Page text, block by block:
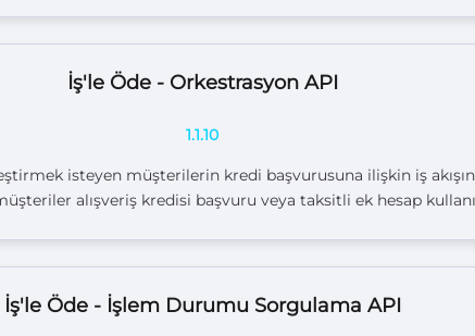
İş'le Öde - Orkestrasyon API
1.1.10
isteyen müşterilerin kredi başvurusuna ilişkin iş
alışveriş kredisi başvuru veya taksitli ek hesap
İş'le Öde - İşlem Durumu Sorgulama API